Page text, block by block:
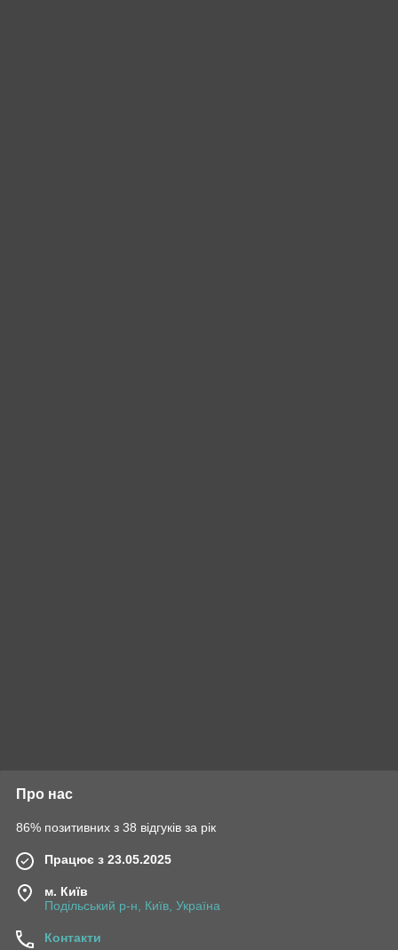
Про нас
86% позитивних з 38 відгуків за рік
Працює з 23.05.2025
м. Київ
Подільський р-н, Київ, Україна
Контакти